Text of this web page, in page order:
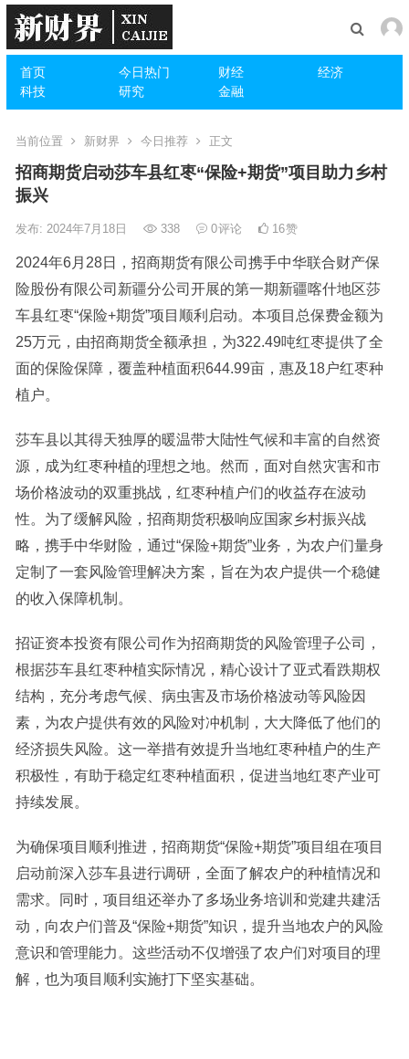
首页 今日热门 财经
经济
科技
研究 金融
当前位置 新财界 今日推荐 正文
招商期货启动莎车县红枣“保险+期货”项目助力乡村
振兴
发布: 2024年7月18日 338 0评论 16赞
2024年6月28日，招商期货有限公司携手中华联合财产保
险股份有限公司新疆分公司开展的第一期新疆喀什地区莎
车县红枣“保险+期货”项目顺利启动。本项目总保费金额为
25万元，由招商期货全额承担，为322.49吨红枣提供了全
面的保险保障，覆盖种植面积644.99亩，惠及18户红枣种
植户。
莎车县以其得天独厚的暖温带大陆性气候和丰富的自然资
源，成为红枣种植的理想之地。然而，面对自然灾害和市
场价格波动的双重挑战，红枣种植户们的收益存在波动
性。为了缓解风险，招商期货积极响应国家乡村振兴战
略，携手中华财险，通过“保险+期货”业务，为农户们量身
定制了一套风险管理解决方案，旨在为农户提供一个稳健
的收入保障机制。
招证资本投资有限公司作为招商期货的风险管理子公司，
根据莎车县红枣种植实际情况，精心设计了亚式看跌期权
结构，充分考虑气候、病虫害及市场价格波动等风险因
素，为农户提供有效的风险对冲机制，大大降低了他们的
经济损失风险。这一举措有效提升当地红枣种植户的生产
积极性，有助于稳定红枣种植面积，促进当地红枣产业可
持续发展。
为确保项目顺利推进，招商期货“保险+期货”项目组在项目
启动前深入莎车县进行调研，全面了解农户的种植情况和
需求。同时，项目组还举办了多场业务培训和党建共建活
动，向农户们普及“保险+期货”知识，提升当地农户的风险
意识和管理能力。这些活动不仅增强了农户们对项目的理
解，也为项目顺利实施打下坚实基础。